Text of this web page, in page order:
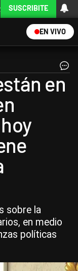
SUSCRIBITE
EN VIVO
en
sobre la
en medio
políticas